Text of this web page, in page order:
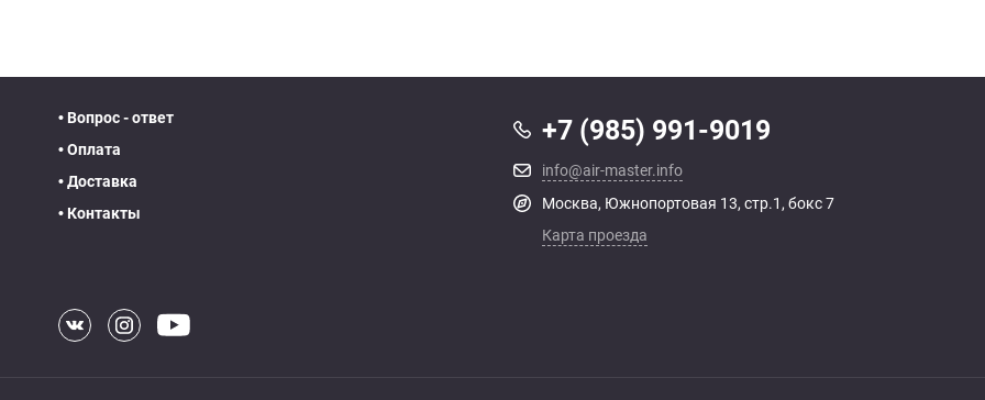
• Вопрос - ответ
• Оплата
• Доставка
• Контакты
+7 (985) 991-9019
info@air-master.info
Москва, Южнопортовая 13, стр.1, бокс 7
Карта проезда